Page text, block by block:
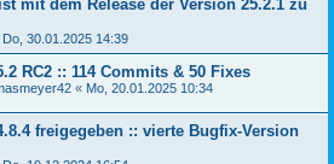
mit dem Release der Version 25.2.1 zu
Do, 30.01.2025 14:39
RC2 :: 114 Commits & 50 Fixes
« Mo, 20.01.2025 10:34
freigegeben :: vierte Bugfix-Version